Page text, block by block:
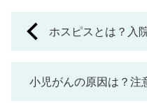
ホスピスとは？入
小児がんの原因は？注